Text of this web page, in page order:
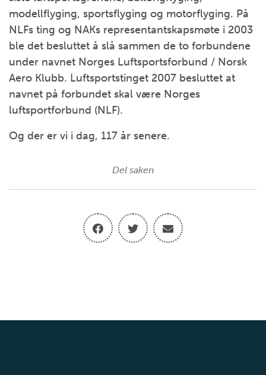
modellflyging, sportsflyging og motorflyging. På
NLFs ting og NAKs representantskapsmøte i 2003
ble det besluttet å slå sammen de to forbundene
under navnet Norges Luftsportsforbund / Norsk
Aero Klubb. Luftsportstinget 2007 besluttet at
navnet på forbundet skal være Norges
luftsportforbund (NLF).
Og der er vi i dag, 117 år senere.
Del saken